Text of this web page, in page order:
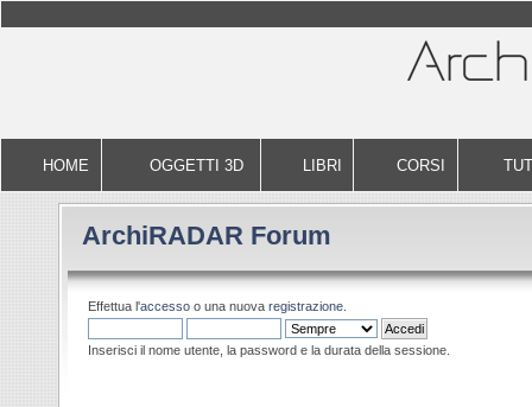
HOME OGGETTI 3D LIBRI CORSI
ArchiRADAR Forum
Effettua l'accesso o una nuova registrazione.
Inserisci il nome utente, la password e la durata della sessione.